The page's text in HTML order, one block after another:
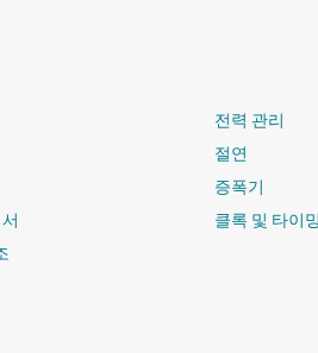
전력 관리
절연
증폭기
클록 및 타이밍